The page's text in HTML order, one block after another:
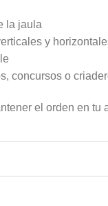
la jaula
y
concursos o
el orden en tu